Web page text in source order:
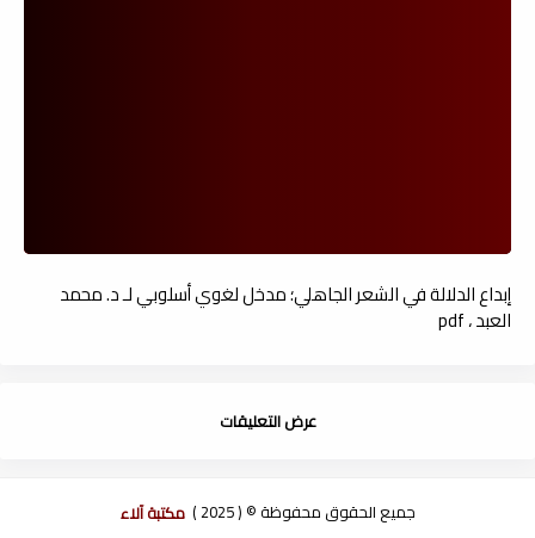
إبداع الدلالة في الشعر الجاهلي؛ مدخل لغوي أسلوبي لـ د. محمد
العبد ، pdf
عرض التعليقات
جميع الحقوق محفوظة © ( 2025 ) مكتبة آلاء